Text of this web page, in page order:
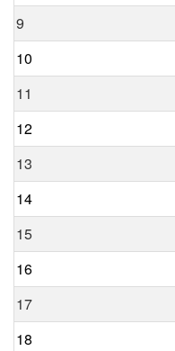
9
10
11
12
13
14
15
16
17
18